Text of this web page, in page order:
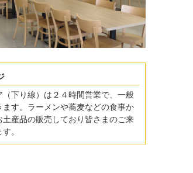
下り線）は２４時間営業で、一般
す。ラーメンや蕎麦などの食事か
土産品の販売しており皆さまのご来
。